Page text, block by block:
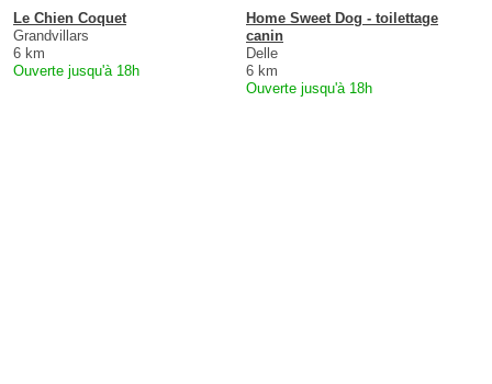
Le Chien Coquet
Grandvillars
6 km
Ouverte jusqu'à 18h
Home Sweet Dog - toilettage
canin
Delle
6 km
Ouverte jusqu'à 18h